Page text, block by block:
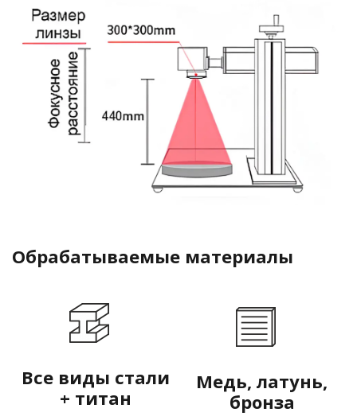
Обрабатываемые материалы
Все виды стали
+ титан
Медь, латунь,
бронза